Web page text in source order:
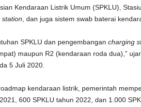
Kendaraan Listrik Umum (SPKLU),
station , dan juga sistem swab baterai
SPKLU dan pengembangan charging
maupun R2 (kendaraan roda dua),”
5 Juli 2020.
kendaraan listrik, pemerintah
600 SPKLU tahun 2022, dan 1.000